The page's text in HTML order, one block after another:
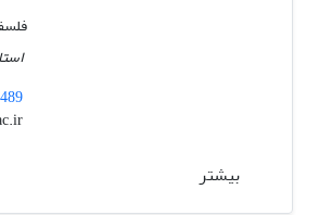
m-rasekh
بیشتر